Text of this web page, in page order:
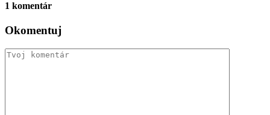
1 komentár
Okomentuj